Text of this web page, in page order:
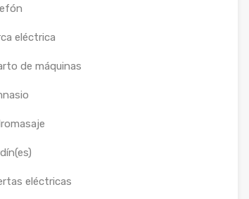
eléctrica
de máquinas
eléctricas